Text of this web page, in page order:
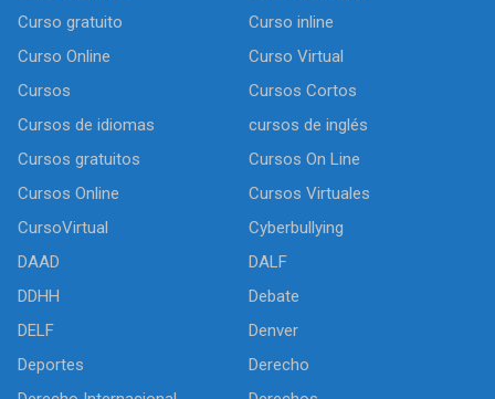
Curso gratuito
Curso inline
Curso Online
Curso Virtual
Cursos
Cursos Cortos
Cursos de idiomas
cursos de inglés
Cursos gratuitos
Cursos On Line
Cursos Online
Cursos Virtuales
CursoVirtual
Cyberbullying
DAAD
DALF
DDHH
Debate
DELF
Denver
Deportes
Derecho